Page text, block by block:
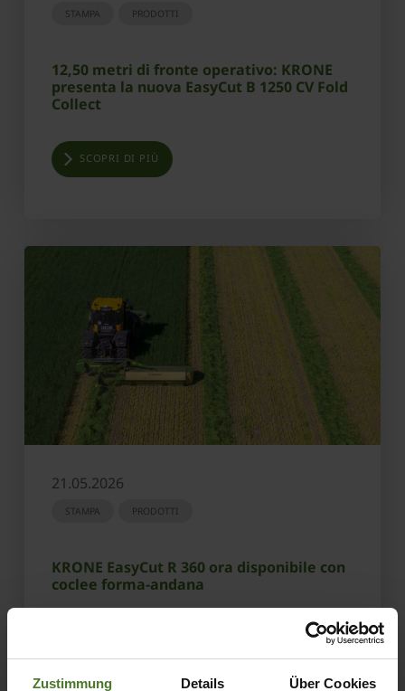
Zustimmung Details Über Cookies
STAMPA PRODOTTI
12,50 metri di fronte operativo: KRONE
presenta la nuova EasyCut B 1250 CV Fold
Collect
SCOPRI DI PIÙ
21.05.2026
STAMPA PRODOTTI
KRONE EasyCut R 360 ora disponibile con
coclee forma-andana